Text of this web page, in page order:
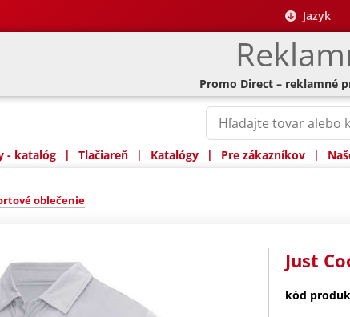
Jazyk
Promo Direct – reklamné
- katalóg | Tlačiareň | Katalógy | Pre zákazníkov |
oblečenie
Just
kód